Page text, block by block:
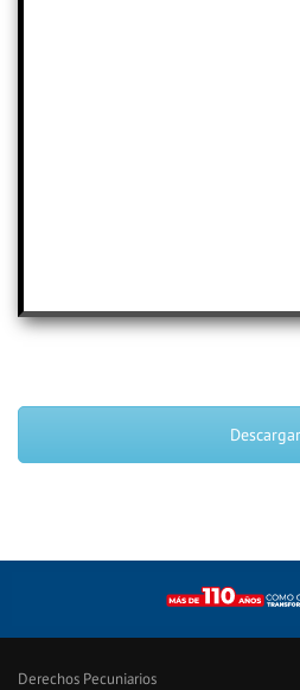
Descargar
Derechos Pecuniarios